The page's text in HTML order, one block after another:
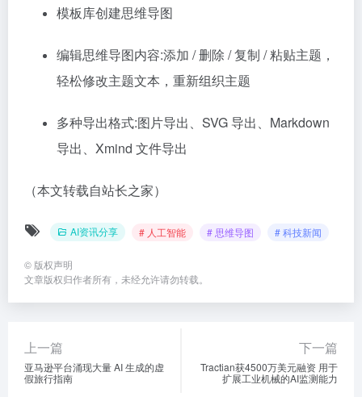
模板库创建思维导图
编辑思维导图内容:添加 / 删除 / 复制 / 粘贴主题，
轻松修改主题文本，重新组织主题
多种导出格式:图片导出、SVG 导出、Markdown
导出、Xmind 文件导出
（本文转载自站长之家）
AI资讯分享 # 人工智能 # 思维导图 # 科技新闻
© 版权声明
文章版权归作者所有，未经允许请勿转载。
上一篇
亚马逊平台涌现大量 AI 生成的虚
假旅行指南
下一篇
Tractian获4500万美元融资 用于
扩展工业机械的AI监测能力